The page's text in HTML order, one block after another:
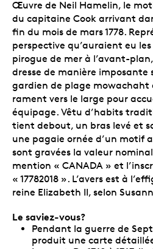
Œuvre de Neil Hamelin, le
du capitaine Cook arrivant
fin du mois de mars 1778.
perspective qu’auraient eu
pirogue de mer à l’avant-
dresse de manière imposante
gardien de plage mowachaht
rament vers le large pour
équipage. Vêtu d’habits
tient debout, un bras levé et
une pagaie ornée d’un motif
sont gravées la valeur
mention « CANADA » et
« 17782018 ». L’avers est à
reine Elizabeth II, selon
Le saviez-vous?
Pendant la guerre de
produit une carte